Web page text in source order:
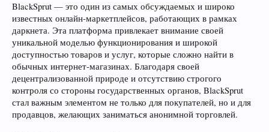
BlackSprut — это один из самых обсуждаемых и широко
известных онлайн-маркетплейсов, работающих в рамках
даркнета. Эта платформа привлекает внимание своей
уникальной моделью функционирования и широкой
доступностью товаров и услуг, которые сложно найти в
обычных интернет-магазинах. Благодаря своей
децентрализованной природе и отсутствию строгого
контроля со стороны государственных органов, BlackSprut
стал важным элементом не только для покупателей, но и для
продавцов, желающих заниматься анонимной торговлей.